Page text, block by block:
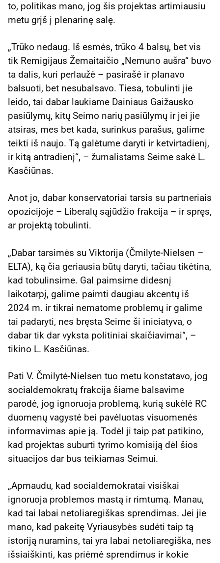
to, politikas mano, jog šis projektas artimiausiu
metu grįš į plenarinę salę.
„Trūko nedaug. Iš esmės, trūko 4 balsų, bet vis
tik Remigijaus Žemaitaičio „Nemuno aušra“ buvo
ta dalis, kuri perlaužė – pasirašė ir planavo
balsuoti, bet nesubalsavo. Tiesa, tobulinti jie
leido, tai dabar laukiame Dainiaus Gaižausko
pasiūlymų, kitų Seimo narių pasiūlymų ir jei jie
atsiras, mes bet kada, surinkus parašus, galime
teikti iš naujo. Tą galėtume daryti ir ketvirtadienį,
ir kitą antradienį“, – žurnalistams Seime sakė L.
Kasčiūnas.
Anot jo, dabar konservatoriai tarsis su partneriais
opozicijoje – Liberalų sąjūdžio frakcija – ir spręs,
ar projektą tobulinti.
„Dabar tarsimės su Viktorija (Čmilyte-Nielsen –
ELTA), ką čia geriausia būtų daryti, tačiau tikėtina,
kad tobulinsime. Gal paimsime didesnį
laikotarpį, galime paimti daugiau akcentų iš
2024 m. ir tikrai nematome problemų ir galime
tai padaryti, nes bręsta Seime ši iniciatyva, o
dabar tik dar vyksta politiniai skaičiavimai“, –
tikino L. Kasčiūnas.
Pati V. Čmilytė-Nielsen tuo metu konstatavo, jog
socialdemokratų frakcija šiame balsavime
parodė, jog ignoruoja problemą, kurią sukėlė RC
duomenų vagystė bei pavėluotas visuomenės
informavimas apie ją. Todėl ji taip pat patikino,
kad projektas suburti tyrimo komisiją dėl šios
situacijos dar bus teikiamas Seimui.
„Apmaudu, kad socialdemokratai visiškai
ignoruoja problemos mastą ir rimtumą. Manau,
kad tai labai netoliaregiškas sprendimas. Jei jie
mano, kad pakeitę Vyriausybės sudėti taip tą
istoriją nuramins, tai yra labai netoliaregiška, nes
išsiaiškinti, kas priėmė sprendimus ir kokie